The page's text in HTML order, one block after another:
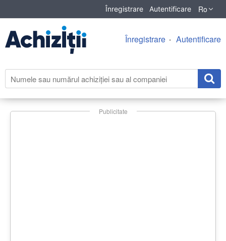
Înregistrare Autentificare Ro
Înregistrare Autentificare
Publicitate